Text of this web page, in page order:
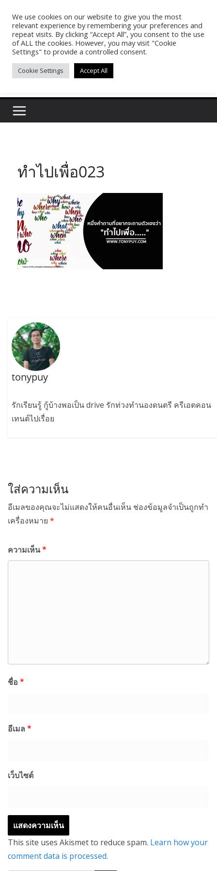
contentPasakon Puypong
(tonypuy)
เปิดพื้นที่การเรียนรู้และพร้อมแบ่งปันของผม
ทำไปเพื่อ023
tonypuy
รักเรียนรู้ กู้บ้างพอเป็น drive รักท่วงทำนองดนตรี ครีเอตคอน
เทนต์ไปเรื่อย
ใส่ความเห็น
อีเมลของคุณจะไม่แสดงให้คนอื่นเห็น ช่องข้อมูลจำเป็นถูกทำ
เครื่องหมาย *
ความเห็น*
ชื่อ *
อีเมล *
เว็บไซต์
This site uses Akismet to reduce spam. Learn how your
comment data is processed.
We use cookies on our website to give you the most
relevant experience by remembering your preferences and
repeat visits. By clicking “Accept All”, you consent to the use
of ALL the cookies. However, you may visit "Cookie
Settings" to provide a controlled consent.
Cookie Settings Accept All